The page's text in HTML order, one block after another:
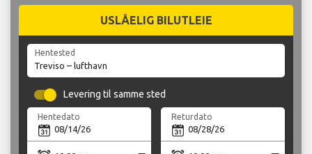
USLÅELIG BILUTLEIE
Hentested
Levering til samme sted
Hentedato Returdato